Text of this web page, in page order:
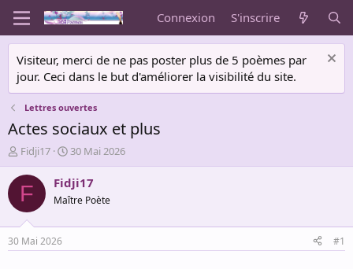
Connexion S'inscrire
Visiteur, merci de ne pas poster plus de 5 poèmes par
jour. Ceci dans le but d'améliorer la visibilité du site.
Lettres ouvertes
Actes sociaux et plus
A
u
t
e
r
d
e
Fidji17
D
a
t
e
d
é
30 Mai 2026
F Fidji17
Maître Poète
30 Mai 2026 #1